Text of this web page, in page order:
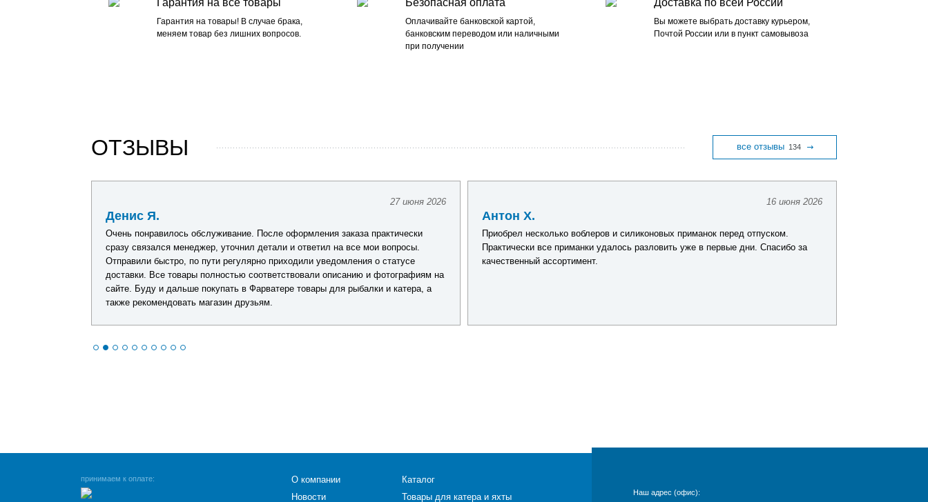
Гарантия на все товары
Гарантия на товары! В случае брака,
меняем товар без лишних вопросов.
Безопасная оплата
Оплачивайте банковской картой,
банковским переводом или наличными
при получении
Доставка по всей России
Вы можете выбрать доставку курьером,
Почтой России или в пункт самовывоза
ОТЗЫВЫ
27 июня 2026
Денис Я.
Очень понравилось обслуживание. После оформления заказа практически
сразу связался менеджер, уточнил детали и ответил на все мои вопросы.
Отправили быстро, по пути регулярно приходили уведомления о статусе
доставки. Все товары полностью соответствовали описанию и фотографиям на
сайте. Буду и дальше покупать в Фарватере товары для рыбалки и катера, а
также рекомендовать магазин друзьям.
16 июня 2026
Антон Х.
Приобрел несколько воблеров и силиконовых приманок перед отпуском.
Практически все приманки удалось разловить уже в первые дни. Спасибо за
качественный ассортимент.
все отзывы 134
Наш адрес (офис):
принимаем к оплате:
О компании
Новости
Каталог
Товары для катера и яхты